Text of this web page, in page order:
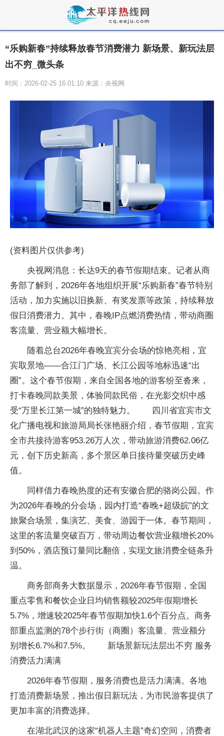
“乐购新春”持续释放春节消费潜力 新场景、新玩法层
出不穷_微头条
时间：2026-02-25 16:01:10 来源：央视网
(资料图片仅供参考)
央视网消息：长达9天的春节假期结束。记者从商
务部了解到，2026年各地组织开展“乐购新春”春节特别
活动，加力实施以旧换新、有奖发票等政策，持续释放
假日消费潜力。其中，春晚IP点燃消费热情，带动商圈
客流量、营业额大幅增长。
随着总台2026年春晚宜宾分会场的惊艳亮相，宜
宾取景地——合江门广场、长江公园等地标迅速“出
圈”。这个春节假期，来自全国各地的游客纷至沓来，
打卡春晚同款美景，体验同款民俗，在光影交织中感
受“万里长江第一城”的独特魅力。 四川省宜宾市文
化广播电视和旅游局局长张艳丽介绍，春节假期，宜宾
全市共接待游客953.26万人次，带动旅游消费62.06亿
元，创下历史新高，多个景区单日接待量突破历史峰
值。
同样借力春晚热度的还有安徽合肥的骆岗公园。作
为2026年春晚的分会场，园内打造“春晚+超级皖”的文
旅聚合场景，集演艺、美食、游园于一体。春节期间，
这里的客流量突破百万，带动周边餐饮营业额增长20%
到50%，酒店预订量同比翻倍，实现文旅消费全链条升
温。
商务部商务大数据显示，2026年春节假期，全国
重点零售和餐饮企业日均销售额较2025年假期增长
5.7%，增速较2025年春节假期加快1.6个百分点。商务
部重点监测的78个步行街（商圈）客流量、营业额分
别增长6.7%和7.5%。 新场景新玩法层出不穷 服务
消费活力满满
2026年春节假期，服务消费也是活力满满。各地
打造消费新场景，推出假日新玩法，为市民游客提供了
更加丰富的消费选择。
在湖北武汉的这家“机器人主题”奇幻空间，消费者